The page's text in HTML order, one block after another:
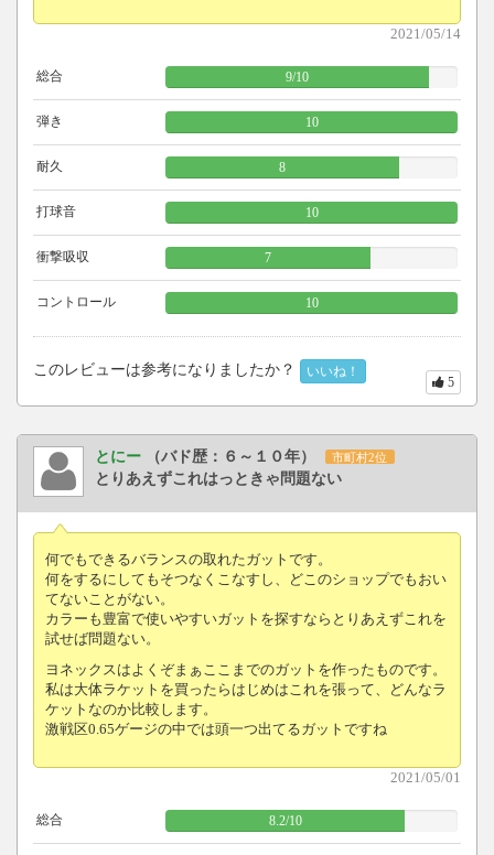
2021/05/14
総合 9/10
弾き 10
耐久 8
打球音 10
衝撃吸収 7
コントロール 10
このレビューは参考になりましたか？ いいね！
5
とにー （バド歴：６～１０年） 市町村2位
とりあえずこれはっときゃ問題ない
何でもできるバランスの取れたガットです。
何をするにしてもそつなくこなすし、どこのショップでもおい
てないことがない。
カラーも豊富で使いやすいガットを探すならとりあえずこれを
試せば問題ない。
ヨネックスはよくぞまぁここまでのガットを作ったものです。
私は大体ラケットを買ったらはじめはこれを張って、どんなラ
ケットなのか比較します。
激戦区0.65ゲージの中では頭一つ出てるガットですね
2021/05/01
総合 8.2/10